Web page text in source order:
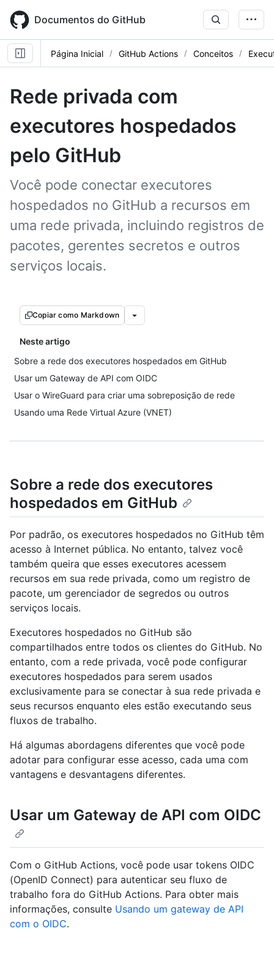
main
content
Documentos do GitHub
Página Inicial GitHub Actions Conceitos
Rede privada com
executores hospedados
pelo GitHub
Você pode conectar executores
hospedados no GitHub a recursos em
uma rede privada, incluindo registros de
pacotes, gerentes secretos e outros
serviços locais.
Copiar como Markdown
Neste artigo
Sobre a rede dos executores hospedados em GitHub
Usar um Gateway de API com OIDC
Usar o WireGuard para criar uma sobreposição de rede
Usando uma Rede Virtual Azure (VNET)
Sobre a rede dos executores
hospedados em GitHub
Por padrão, os executores hospedados no GitHub têm
acesso à Internet pública. No entanto, talvez você
também queira que esses executores acessem
recursos em sua rede privada, como um registro de
pacote, um gerenciador de segredos ou outros
serviços locais.
Executores hospedados no GitHub são
compartilhados entre todos os clientes do GitHub. No
entanto, com a rede privada, você pode configurar
executores hospedados para serem usados
exclusivamente para se conectar à sua rede privada e
seus recursos enquanto eles estão executando seus
fluxos de trabalho.
Há algumas abordagens diferentes que você pode
adotar para configurar esse acesso, cada uma com
vantagens e desvantagens diferentes.
Usar um Gateway de API com OIDC
Com o GitHub Actions, você pode usar tokens OIDC
(OpenID Connect) para autenticar seu fluxo de
trabalho fora do GitHub Actions. Para obter mais
informações, consulte Usando um gateway de API
com o OIDC.